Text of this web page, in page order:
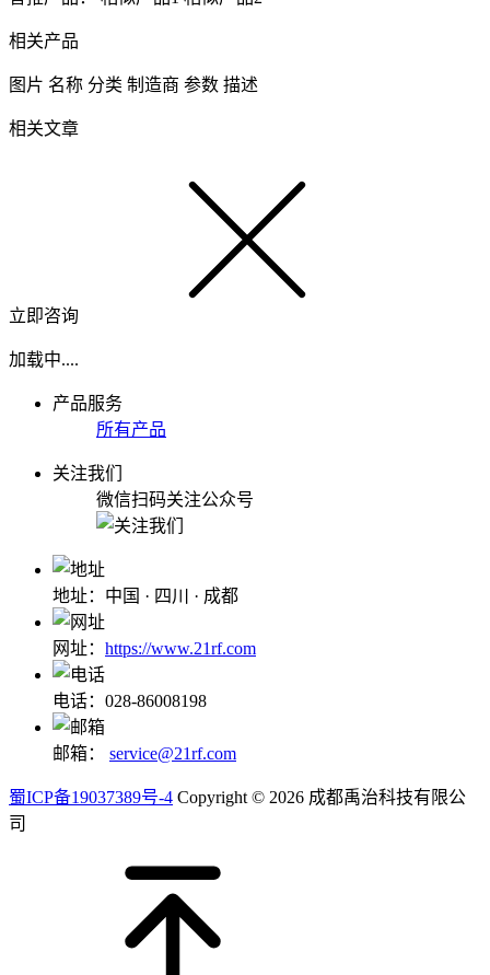
相关产品
图片 名称 分类 制造商 参数 描述
相关文章
立即咨询
加载中....
产品服务
所有产品
关注我们
微信扫码关注公众号
地址：中国 · 四川 · 成都
网址： https://www.21rf.com
电话：028-86008198
邮箱： service@21rf.com
蜀ICP备19037389号-4 Copyright © 2026 成都禹治科技有限公
司